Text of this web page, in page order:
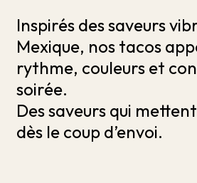
Inspirés des saveurs
Mexique, nos tacos
rythme, couleurs et
soirée.
Des saveurs qui
dès le coup d’envoi.